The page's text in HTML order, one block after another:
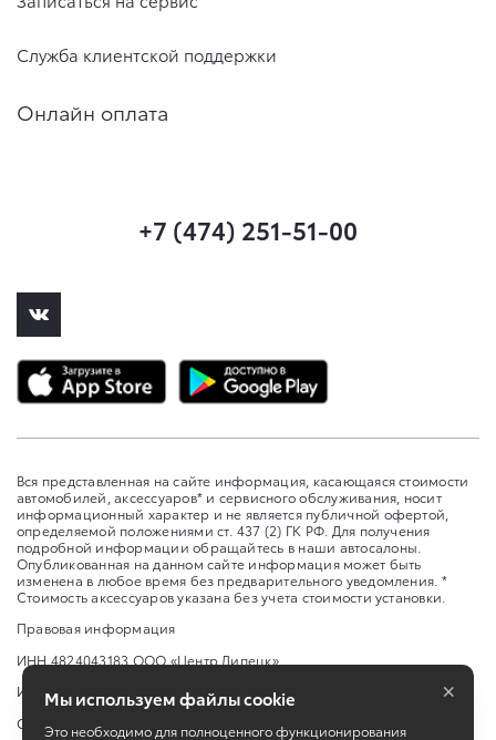
Служба клиентской поддержки
Онлайн оплата
+7 (474) 251-51-00
Вся представленная на сайте информация, касающаяся стоимости
автомобилей, аксессуаров* и сервисного обслуживания, носит
информационный характер и не является публичной офертой,
определяемой положениями ст. 437 (2) ГК РФ. Для получения
подробной информации обращайтесь в наши автосалоны.
Опубликованная на данном сайте информация может быть
изменена в любое время без предварительного уведомления. *
Стоимость аксессуаров указана без учета стоимости установки.
Правовая информация
ИНН 4824043183 ООО «Центр Липецк»
Изменить настройку cookies
Сбросить cookie
Мы используем файлы cookie
Это необходимо для полноценного функционирования
×